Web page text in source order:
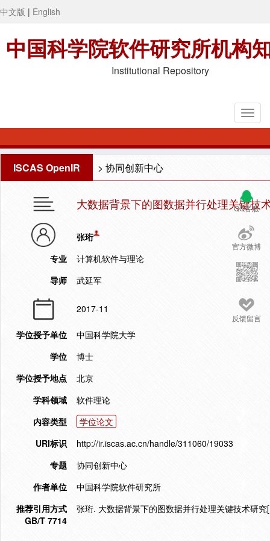
中文版 | English
中国科学院软件研究所机构
Institutional Repository
ISCAS OpenIR > 协同创新中心
QQ客服
官方微博
反馈留言
大数据背景下的图数据并行处理关键技
张珩
专业
计算机软件与理论
导师
武延军
2017-11
学位授予单位
中国科学院大学
学位
博士
学位授予地点
北京
学科领域
软件理论
内容类型
学位论文
URI标识
http://ir.iscas.ac.cn/handle/311060/19033
专题
协同创新中心
作者单位
中国科学院软件研究所
推荐引用方式
GB/T 7714
张珩. 大数据背景下的图数据并行处理关键技术研